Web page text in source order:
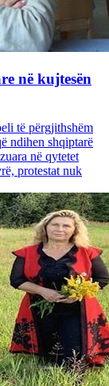
në kujtesën
të përgjithshëm
ndihen shqiptarë
në qytetet
protestat nuk